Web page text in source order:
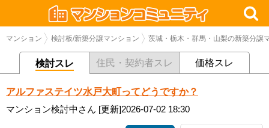
マンション 検討板/新築分譲マンション 茨城・栃木・群馬・山梨の新築分譲
検討スレ 住民・契約者スレ 価格スレ
アルファステイツ水戸大町ってどうですか？
マンション検討中さん [更新]2026-07-02 18:30